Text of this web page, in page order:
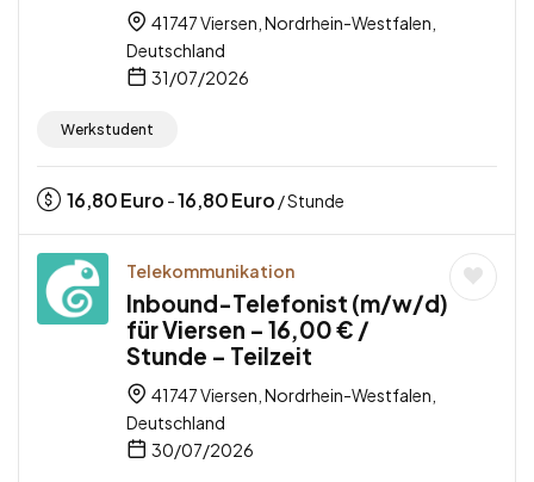
41747 Viersen, Nordrhein-Westfalen,
Deutschland
31/07/2026
Werkstudent
16,80Euro -16,80Euro / Stunde
Telekommunikation
Inbound-Telefonist (m/w/d)
für Viersen – 16,00 € /
Stunde – Teilzeit
41747 Viersen, Nordrhein-Westfalen,
Deutschland
30/07/2026